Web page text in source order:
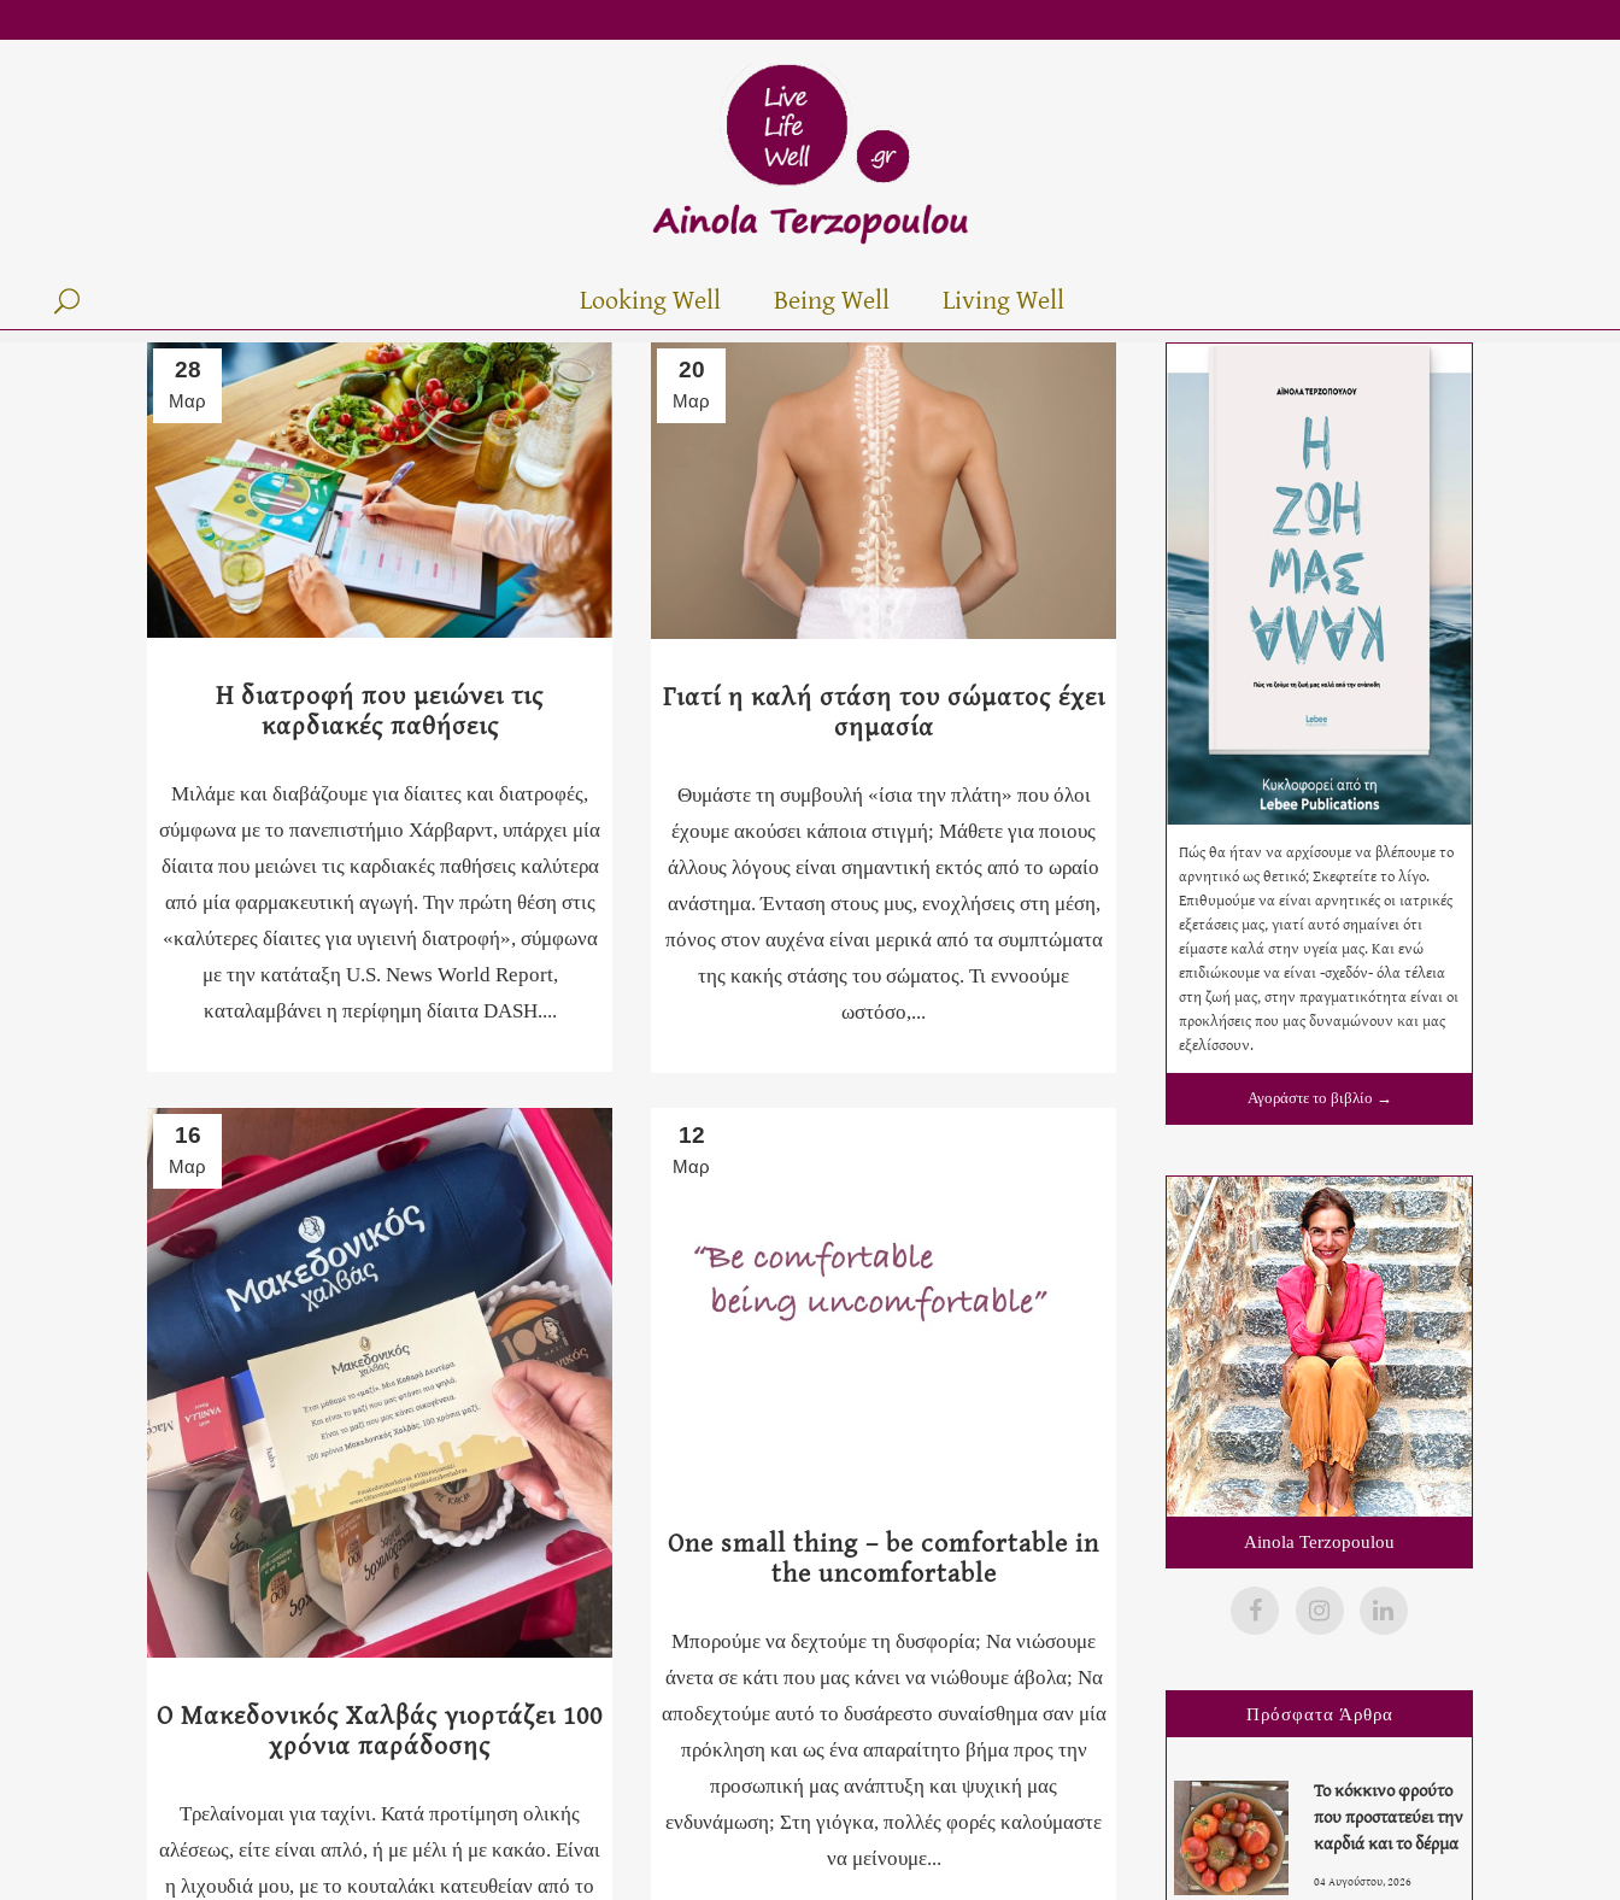
Looking Well Being Well Living Well
28
Μαρ
Η διατροφή που μειώνει τις
καρδιακές παθήσεις
Μιλάμε και διαβάζουμε για δίαιτες και διατροφές,
σύμφωνα με το πανεπιστήμιο Χάρβαρντ, υπάρχει μία
δίαιτα που μειώνει τις καρδιακές παθήσεις καλύτερα
από μία φαρμακευτική αγωγή. Την πρώτη θέση στις
«καλύτερες δίαιτες για υγιεινή διατροφή», σύμφωνα
με την κατάταξη U.S. News World Report,
καταλαμβάνει η περίφημη δίαιτα DASH....
20
Μαρ
Γιατί η καλή στάση του σώματος έχει
σημασία
Θυμάστε τη συμβουλή «ίσια την πλάτη» που όλοι
έχουμε ακούσει κάποια στιγμή; Μάθετε για ποιους
άλλους λόγους είναι σημαντική εκτός από το ωραίο
ανάστημα. Ένταση στους μυς, ενοχλήσεις στη μέση,
πόνος στον αυχένα είναι μερικά από τα συμπτώματα
της κακής στάσης του σώματος. Τι εννοούμε
ωστόσο,...
16
Μαρ
Ο Μακεδονικός Χαλβάς γιορτάζει 100
χρόνια παράδοσης
Τρελαίνομαι για ταχίνι. Κατά προτίμηση ολικής
αλέσεως, είτε είναι απλό, ή με μέλι ή με κακάο. Είναι
η λιχουδιά μου, με το κουταλάκι κατευθείαν από το
12
Μαρ
One small thing – be comfortable in
the uncomfortable
Μπορούμε να δεχτούμε τη δυσφορία; Να νιώσουμε
άνετα σε κάτι που μας κάνει να νιώθουμε άβολα; Να
αποδεχτούμε αυτό το δυσάρεστο συναίσθημα σαν μία
πρόκληση και ως ένα απαραίτητο βήμα προς την
προσωπική μας ανάπτυξη και ψυχική μας
ενδυνάμωση; Στη γιόγκα, πολλές φορές καλούμαστε
να μείνουμε...
Πώς θα ήταν να αρχίσουμε να βλέπουμε το
αρνητικό ως θετικό; Σκεφτείτε το λίγο.
Επιθυμούμε να είναι αρνητικές οι ιατρικές
εξετάσεις μας, γιατί αυτό σημαίνει ότι
είμαστε καλά στην υγεία μας. Και ενώ
επιδιώκουμε να είναι -σχεδόν- όλα τέλεια
στη ζωή μας, στην πραγματικότητα είναι οι
προκλήσεις που μας δυναμώνουν και μας
εξελίσσουν.
Αγοράστε το βιβλίο →
Ainola Terzopoulou
Πρόσφατα Άρθρα
Το κόκκινο φρούτο
που προστατεύει την
καρδιά και το δέρμα
04 Αυγούστου, 2026